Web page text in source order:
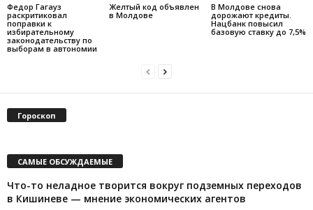
Федор Гагауз
раскритиковал
поправки к
избирательному
законодательству по
выборам в автономии
Желтый код объявлен
в Молдове
В Молдове снова
дорожают кредиты.
Нацбанк повысил
базовую ставку до 7,5%
Гороскоп
САМЫЕ ОБСУЖДАЕМЫЕ
Что-то неладное творится вокруг подземных переходов
в Кишиневе — мнение экономических агентов